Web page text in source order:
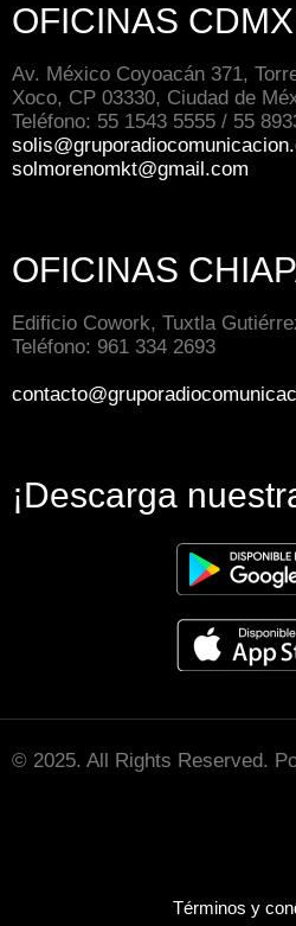
OFICINAS
Av. México Coyoacán 371,
Xoco, CP 03330, Ciudad de
Teléfono: 55 1543 5555 / 55
solmorenomkt@gmail.com
OFICINAS
Edificio Cowork, Tuxtla
Teléfono: 961 334 2693
¡Descarga
© 2025. All Rights Reserved.
Términos y